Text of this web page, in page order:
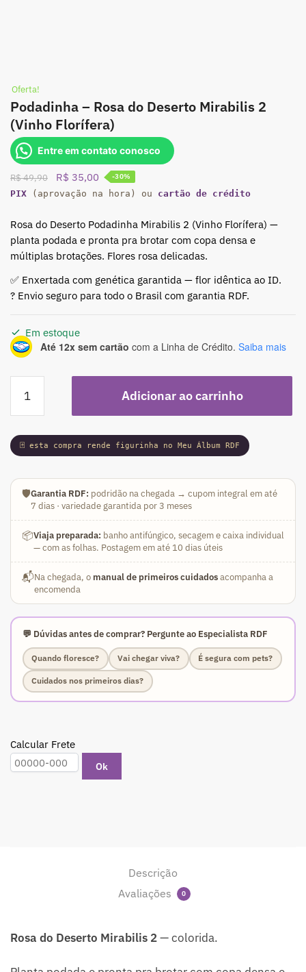
Oferta!
Podadinha – Rosa do Deserto Mirabilis 2
(Vinho Florífera)
Entre em contato conosco
R$49,90
O
preço
era:
R$ 49,90.
R$ 35,00 O
preço
é:
R$ 35,00.
-30%
PIX (aprovação na hora) ou cartão de crédito
Rosa do Deserto Podadinha Mirabilis 2 (Vinho Florífera) —
planta podada e pronta pra brotar com copa densa e
múltiplas brotações. Flores rosa delicadas.
✅ Enxertada com genética garantida — flor idêntica ao ID.
? Envio seguro para todo o Brasil com garantia RDF.
Em estoque
Até 12x sem cartão com a Linha de Crédito. Saiba mais
Rosa
do
Deserto
2
(Vinho
quantidade
Adicionar ao carrinho
🃏 esta compra rende figurinha no Meu Álbum RDF
🛡️Garantia RDF: podridão na chegada → cupom integral em até
7 dias · variedade garantida por 3 meses
📦Viaja preparada: banho antifúngico, secagem e caixa individual
— com as folhas. Postagem em até 10 dias úteis
📬Na chegada, o manual de primeiros cuidadosacompanha a
encomenda
💬 Dúvidas antes de comprar? Pergunte ao Especialista RDF
Quando floresce? Vai chegar viva? É segura com pets?
Cuidados nos primeiros dias?
Calcular Frete
Ok
Descrição
Avaliações
0
Rosa do Deserto Mirabilis 2— colorida.